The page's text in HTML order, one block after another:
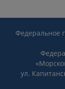
Федеральное
ул.